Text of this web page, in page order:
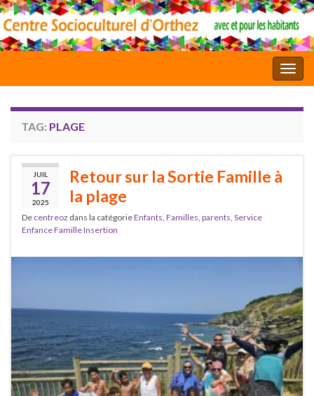
TAG: PLAGE
JUIL
17
2025
Retour sur la Sortie Famille à
la plage
De centreoz dans la catégorieEnfants, Familles, parents, Service
Enfance Famille Insertion